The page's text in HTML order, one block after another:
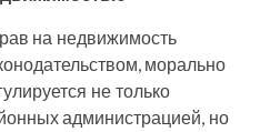
на недвижимость
морально
не только
администрацией, но